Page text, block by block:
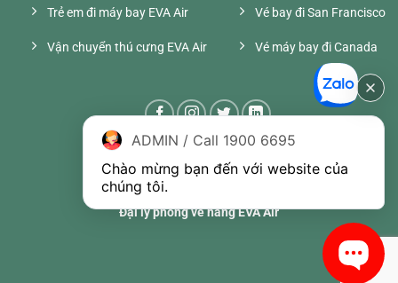
Trẻ em đi máy bay EVA Air
Vận chuyển thú cưng EVA Air
Vé bay đi San Francisco
Vé máy bay đi Canada
Đại lý phòng vé hãng EVA Air
ADMIN / Call 1900 6695
Chào mừng bạn đến với website của
chúng tôi.